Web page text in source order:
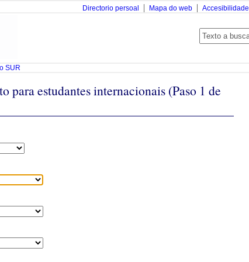
Accesibilidade
Mapa do web
Directorio persoal
SUR
para estudantes internacionais (Paso 1 de